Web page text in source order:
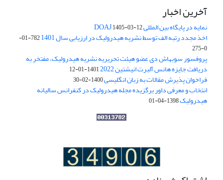
آخرین اخبار
نمایه در پایگاه بین المللی DOAJ1405-03-12
اخذ مجدد رتبه الف توسط نشریه هیدرولیک در ارزیابی سال 1401
782-01-
0-275
پروفسور سوبهاش دی عضو هیئت تحریریه نشریه هیدرولیک، مفتخر به
دریافت جایزه هانس آلبرت انیشتین 2022 1401-01-12
فراخوان پذیرش مقالات به زبان انگلیسی1400-02-30
انتخاب و معرفی داور برگزیده مجله هیدرولیک در کنفرانس سالیانه
هیدرولیک1398-04-01